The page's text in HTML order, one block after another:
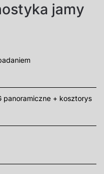
jamy
panoramiczne + kosztorys